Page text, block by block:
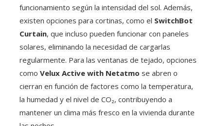
funcionamiento según la intensidad del sol. Además,
existen opciones para cortinas, como el SwitchBot
Curtain, que incluso pueden funcionar con paneles
solares, eliminando la necesidad de cargarlas
regularmente. Para las ventanas de tejado, opciones
como Velux Active with Netatmo se abren o
cierran en función de factores como la temperatura,
la humedad y el nivel de CO₂, contribuyendo a
mantener un clima más fresco en la vivienda durante